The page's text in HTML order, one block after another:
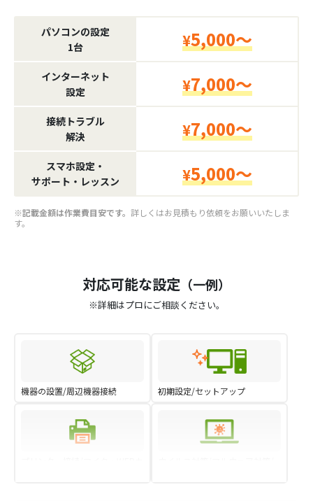
パソコンの設定
1台
¥5,000～
インターネット
設定
¥7,000～
接続トラブル
解決
¥7,000～
スマホ設定・
サポート・レッスン
¥5,000～
※記載金額は作業費目安です。 詳しくはお見積もり依頼をお願いいたしま
す。
対応可能な設定 （一例）
※詳細はプロにご相談ください。
機器の設置/周辺機器接続 初期設定/セットアップ